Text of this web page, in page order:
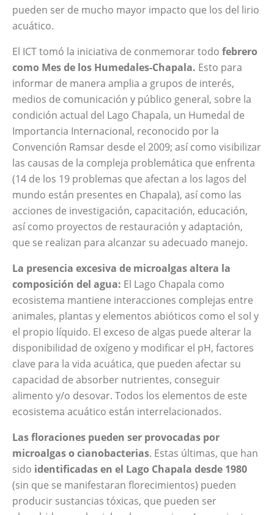
pueden ser de mucho mayor impacto que los del lirio
acuático.
El ICT tomó la iniciativa de conmemorar todo febrero
como Mes de los Humedales-Chapala. Esto para
informar de manera amplia a grupos de interés,
medios de comunicación y público general, sobre la
condición actual del Lago Chapala, un Humedal de
Importancia Internacional, reconocido por la
Convención Ramsar desde el 2009; así como visibilizar
las causas de la compleja problemática que enfrenta
(14 de los 19 problemas que afectan a los lagos del
mundo están presentes en Chapala), así como las
acciones de investigación, capacitación, educación,
así como proyectos de restauración y adaptación,
que se realizan para alcanzar su adecuado manejo.
La presencia excesiva de microalgas altera la
composición del agua: El Lago Chapala como
ecosistema mantiene interacciones complejas entre
animales, plantas y elementos abióticos como el sol y
el propio líquido. El exceso de algas puede alterar la
disponibilidad de oxígeno y modificar el pH, factores
clave para la vida acuática, que pueden afectar su
capacidad de absorber nutrientes, conseguir
alimento y/o desovar. Todos los elementos de este
ecosistema acuático están interrelacionados.
Las floraciones pueden ser provocadas por
microalgas o cianobacterias. Estas últimas, que han
sido identificadas en el Lago Chapala desde 1980
(sin que se manifestaran florecimientos) pueden
producir sustancias tóxicas, que pueden ser